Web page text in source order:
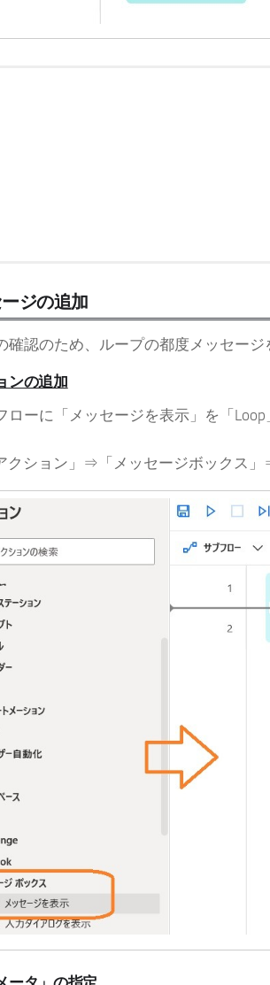
ジの追加
確認のため、ループの都度メッセージ
ンの追加
ローに「メッセージを表示」を「
クション」⇒「メッセージボックス」